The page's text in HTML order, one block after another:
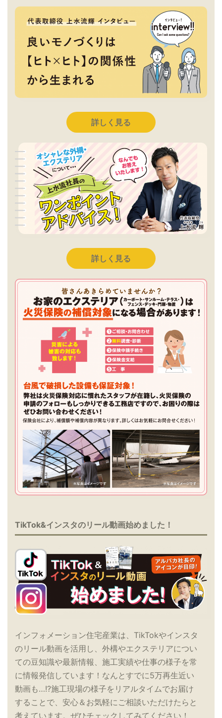
詳しく見る
詳しく見る
TikTok&インスタのリール動画始めました！
インフォメーション住宅産業は、TikTokやインスタ
のリール動画を活用し、外構やエクステリアについ
ての豆知識や最新情報、施工実績や仕事の様子を常
に情報発信しています！なんとすでに5万再生近い
動画も…!?施工現場の様子をリアルタイムでお届け
することで、安心＆お気軽にご相談いただけたらと
考えています。ぜひチェックしてみてください！